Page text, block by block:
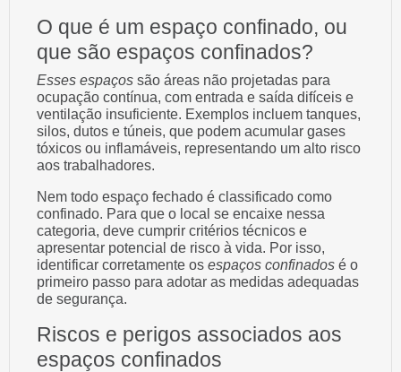
O que é um espaço confinado, ou
que são espaços confinados?
Esses espaços são áreas não projetadas para
ocupação contínua, com entrada e saída difíceis e
ventilação insuficiente. Exemplos incluem tanques,
silos, dutos e túneis, que podem acumular gases
tóxicos ou inflamáveis, representando um alto risco
aos trabalhadores.
Nem todo espaço fechado é classificado como
confinado. Para que o local se encaixe nessa
categoria, deve cumprir critérios técnicos e
apresentar potencial de risco à vida. Por isso,
identificar corretamente os espaços confinados é o
primeiro passo para adotar as medidas adequadas
de segurança.
Riscos e perigos associados aos
espaços confinados